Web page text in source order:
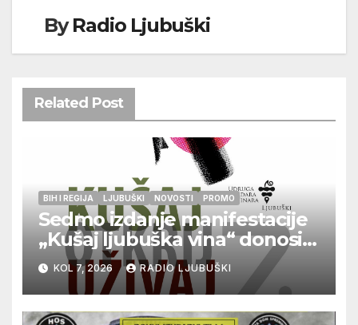
ByRadio Ljubuški
Related Post
BIH I REGIJA LJUBUŠKI NOVOSTI PROMO
Sedmo izdanje manifestacije
„Kušaj ljubuška vina“ donosi
vrhunska vina, gastronomiju i
glazbu
KOL 7, 2026 RADIO LJUBUŠKI